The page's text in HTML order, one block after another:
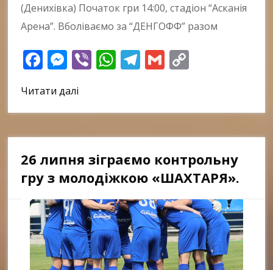
(Денихівка) Початок гри 14:00, стадіон “Асканія
Арена”. Вболіваємо за “ДЕНГОФФ” разом
Facebook
Messenger
ViberWhatsApp
Telegram
Gmail
Читати далі
26 липня зіграємо контрольну
гру з молодіжкою «ШАХТАРЯ».